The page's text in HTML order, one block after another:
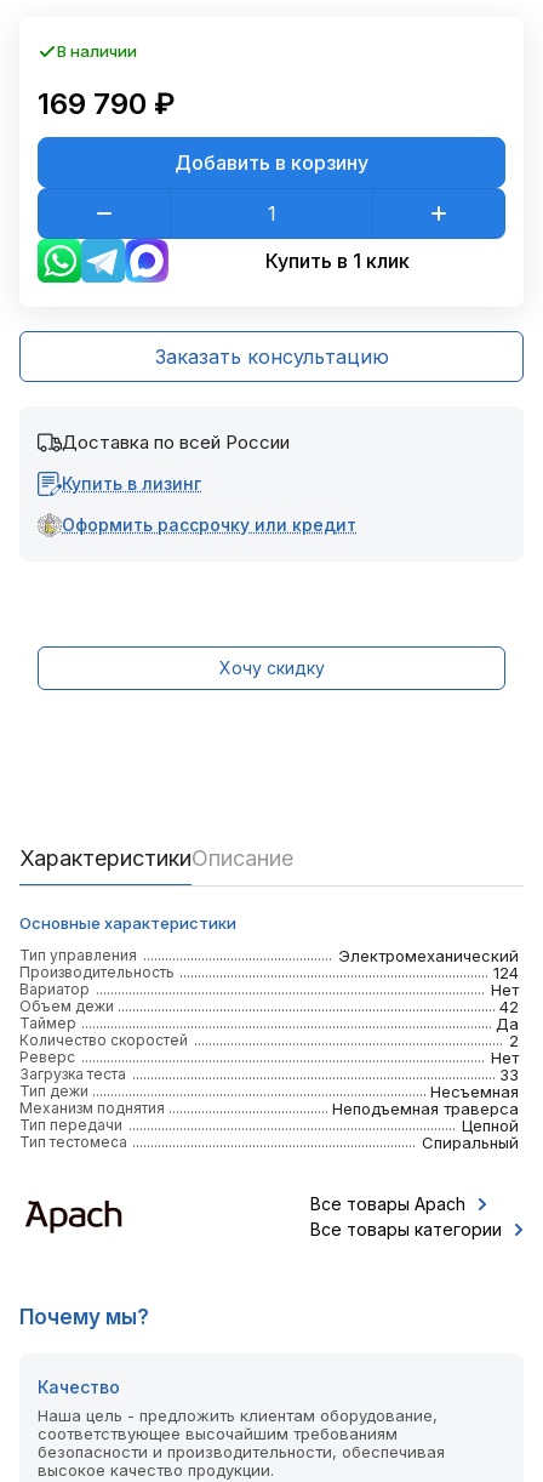
В наличии
169 790 ₽
Добавить в корзину
Купить в 1 клик
Заказать консультацию
Доставка по всей России
Купить в лизинг
Оформить рассрочку или кредит
Хочу скидку
ХарактеристикиОписание
Основные характеристики
Тип управления Электромеханический
Производительность 124
Вариатор Нет
Объем дежи 42
Таймер Да
Количество скоростей 2
Реверс Нет
Загрузка теста 33
Тип дежи Несъемная
Механизм поднятия Неподъемная траверса
Тип передачи Цепной
Тип тестомеса Спиральный
Все товары Apach
Все товары категории
Почему мы?
Качество
Наша цель - предложить клиентам оборудование,
соответствующее высочайшим требованиям
безопасности и производительности, обеспечивая
высокое качество продукции.